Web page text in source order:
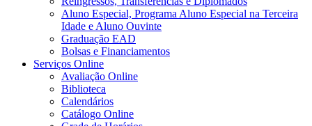
Aluno Especial, Programa Aluno Especial na Terceira
Idade e Aluno Ouvinte
Graduação EAD
Bolsas e Financiamentos
Serviços Online
Avaliação Online
Biblioteca
Calendários
Catálogo Online